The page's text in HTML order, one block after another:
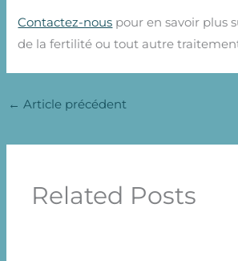
Contactez-nous pour en savoir plus
de la fertilité ou tout autre
← Article précédent
Related Posts